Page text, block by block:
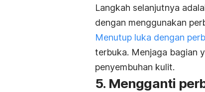
Langkah selanjutnya
dengan menggunakan
Menutup luka dengan
terbuka. Menjaga bagian
penyembuhan kulit.
5. Mengganti